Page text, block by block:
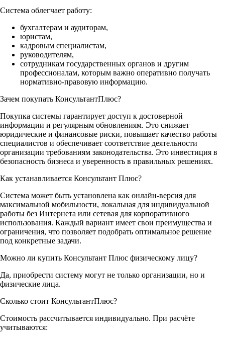
Система облегчает работу:
бухгалтерам и аудиторам,
юристам,
кадровым специалистам,
руководителям,
сотрудникам государственных органов и другим
профессионалам, которым важно оперативно получать
нормативно-правовую информацию.
Зачем покупать КонсультантПлюс?
Покупка системы гарантирует доступ к достоверной
информации и регулярным обновлениям. Это снижает
юридические и финансовые риски, повышает качество работы
специалистов и обеспечивает соответствие деятельности
организации требованиям законодательства. Это инвестиция в
безопасность бизнеса и уверенность в правильных решениях.
Как устанавливается Консультант Плюс?
Система может быть установлена как онлайн-версия для
максимальной мобильности, локальная для индивидуальной
работы без Интернета или сетевая для корпоративного
использования. Каждый вариант имеет свои преимущества и
ограничения, что позволяет подобрать оптимальное решение
под конкретные задачи.
Можно ли купить Консультант Плюс физическому лицу?
Да, приобрести систему могут не только организации, но и
физические лица.
Сколько стоит КонсультантПлюс?
Стоимость рассчитывается индивидуально. При расчёте
учитываются: